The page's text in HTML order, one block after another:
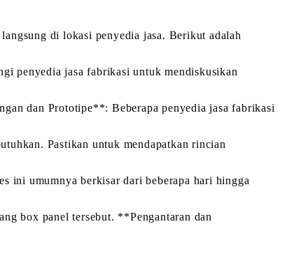
di lokasi penyedia jasa. Berikut adalah
penyedia jasa fabrikasi untuk mendiskusikan
dan Prototipe**: Beberapa penyedia jasa fabrikasi
Pastikan untuk mendapatkan rincian
ini umumnya berkisar dari beberapa hari hingga
box panel tersebut. **Pengantaran dan